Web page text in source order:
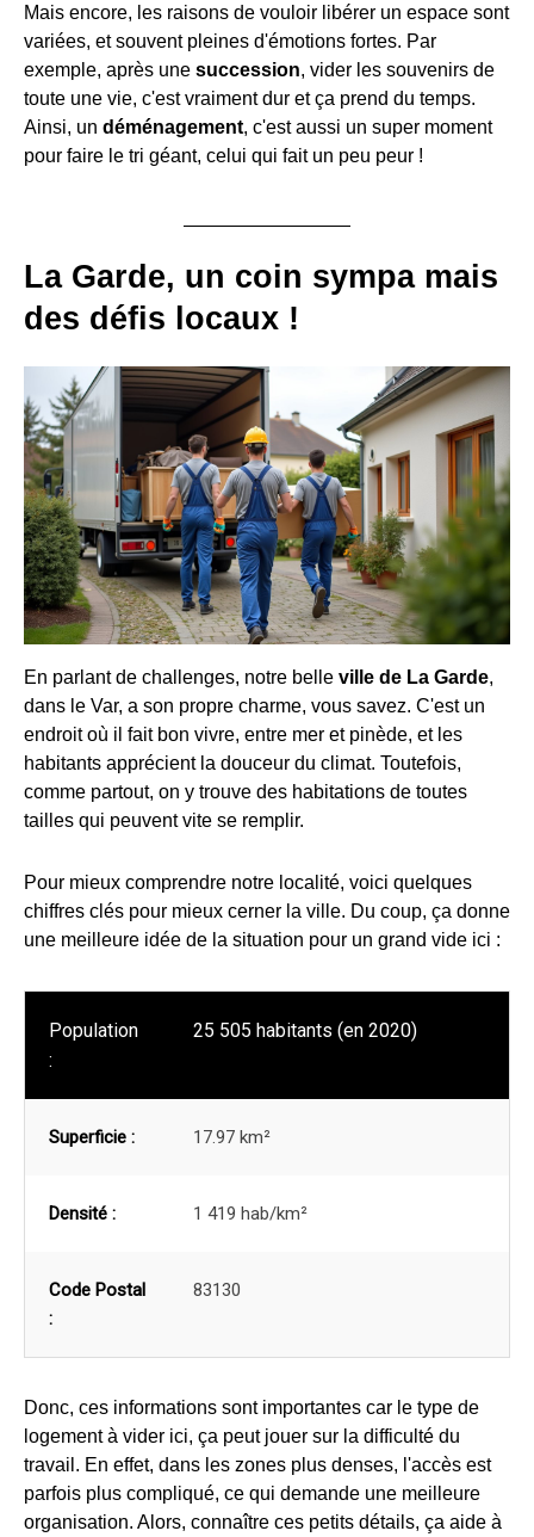
Mais encore, les raisons de vouloir libérer un espace sont
variées, et souvent pleines d'émotions fortes. Par
exemple, après une succession, vider les souvenirs de
toute une vie, c'est vraiment dur et ça prend du temps.
Ainsi, un déménagement, c'est aussi un super moment
pour faire le tri géant, celui qui fait un peu peur !
La Garde, un coin sympa mais
des défis locaux !
En parlant de challenges, notre belle ville de La Garde,
dans le Var, a son propre charme, vous savez. C'est un
endroit où il fait bon vivre, entre mer et pinède, et les
habitants apprécient la douceur du climat. Toutefois,
comme partout, on y trouve des habitations de toutes
tailles qui peuvent vite se remplir.
Pour mieux comprendre notre localité, voici quelques
chiffres clés pour mieux cerner la ville. Du coup, ça donne
une meilleure idée de la situation pour un grand vide ici :
Population
:
25 505 habitants (en 2020)
Superficie : 17.97 km²
Densité : 1 419 hab/km²
Code Postal
:
83130
Donc, ces informations sont importantes car le type de
logement à vider ici, ça peut jouer sur la difficulté du
travail. En effet, dans les zones plus denses, l'accès est
parfois plus compliqué, ce qui demande une meilleure
organisation. Alors, connaître ces petits détails, ça aide à